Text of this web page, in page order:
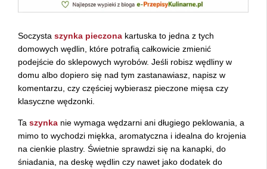
Soczysta szynka pieczona kartuska to jedna z tych
domowych wędlin, które potrafią całkowicie zmienić
podejście do sklepowych wyrobów. Jeśli robisz wędliny w
domu albo dopiero się nad tym zastanawiasz, napisz w
komentarzu, czy częściej wybierasz pieczone mięsa czy
klasyczne wędzonki.
Ta szynka nie wymaga wędzarni ani długiego peklowania, a
mimo to wychodzi miękka, aromatyczna i idealna do krojenia
na cienkie plastry. Świetnie sprawdzi się na kanapki, do
śniadania, na deskę wędlin czy nawet jako dodatek do